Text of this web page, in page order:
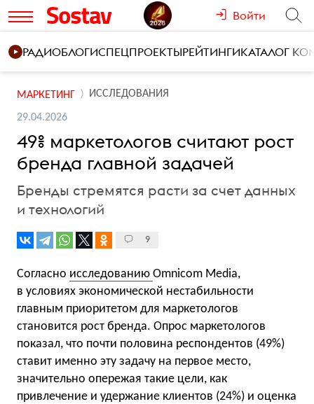
Войти
РАДИОБЛОГИСПЕЦПРОЕКТЫРЕЙТИНГИКАТАЛОГ
МАРКЕТИНГ ИССЛЕДОВАНИЯ
29.04.2026
49% маркетологов считают рост
бренда главной задачей
Бренды стремятся расти за счет данных
и технологий
9
Согласно исследованию Omnicom Media,
в условиях экономической нестабильности
главным приоритетом для маркетологов
становится рост бренда. Опрос маркетологов
показал, что почти половина респондентов (49%)
ставит именно эту задачу на первое место,
значительно опережая такие цели, как
привлечение и удержание клиентов (24%) и оценка